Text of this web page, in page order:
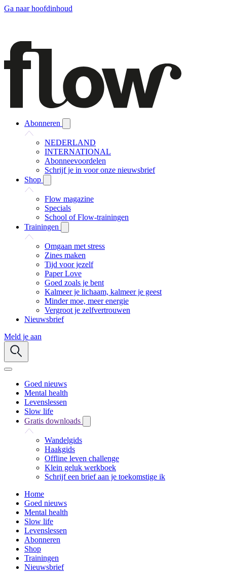
Ga naar hoofdinhoud
Abonneren
NEDERLAND
INTERNATIONAL
Abonneevoordelen
Schrijf je in voor onze nieuwsbrief
Shop
Flow magazine
Specials
School of Flow-trainingen
Trainingen
Omgaan met stress
Zines maken
Tijd voor jezelf
Paper Love
Goed zoals je bent
Kalmeer je lichaam, kalmeer je geest
Minder moe, meer energie
Vergroot je zelfvertrouwen
Nieuwsbrief
Meld je aan
Goed nieuws
Mental health
Levenslessen
Slow life
Gratis downloads
Wandelgids
Haakgids
Offline leven challenge
Klein geluk werkboek
Schrijf een brief aan je toekomstige ik
Home
Goed nieuws
Mental health
Slow life
Levenslessen
Abonneren
Shop
Trainingen
Nieuwsbrief